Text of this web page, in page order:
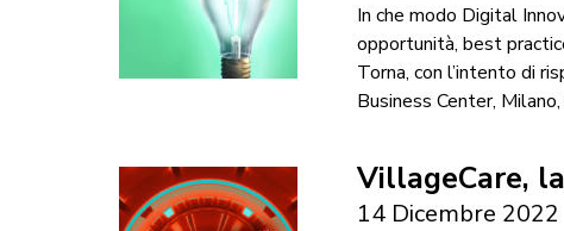
In che modo Digital
opportunità, best
Torna, con l’intento di
Business Center,
VillageCare,
14 Dicembre 2022